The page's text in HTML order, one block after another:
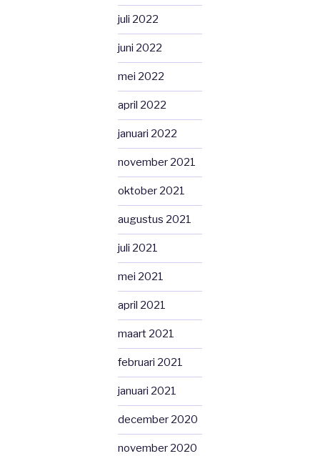
juli 2022
juni 2022
mei 2022
april 2022
januari 2022
november 2021
oktober 2021
augustus 2021
juli 2021
mei 2021
april 2021
maart 2021
februari 2021
januari 2021
december 2020
november 2020